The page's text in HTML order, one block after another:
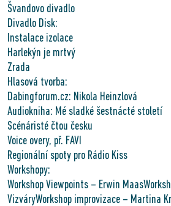
Švandovo divadlo
Divadlo Disk:
Instalace izolace
Harlekýn je mrtvý
Zrada
Hlasová tvorba:
Dabingforum.cz: Nikola Heinzlová
Audiokniha: Mé sladké šestnácté století
Scénáristé čtou česku
Voice overy, př. FAVI
Regionální spoty pro Rádio Kiss
Workshopy:
Workshop Viewpoints – Erwin
VizváryWorkshop improvizace – Martina